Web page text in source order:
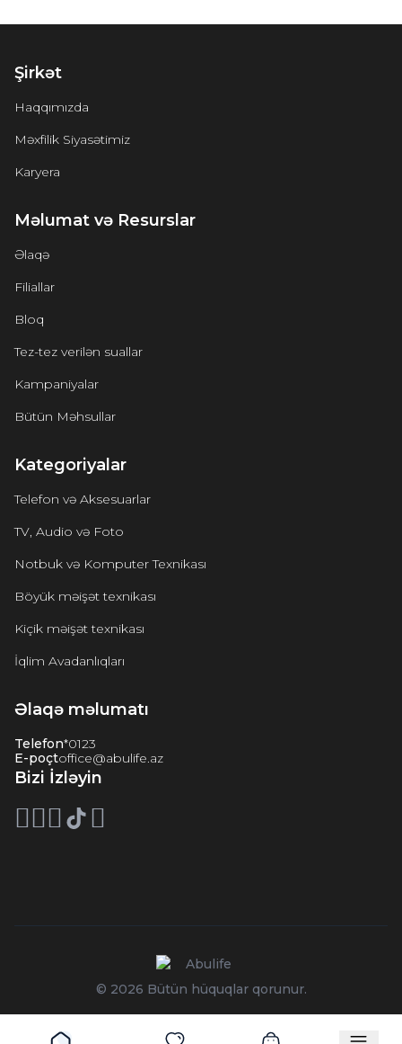
Şirkət
Haqqımızda
Məxfilik Siyasətimiz
Karyera
Məlumat və Resurslar
Əlaqə
Filiallar
Bloq
Tez-tez verilən suallar
Kampaniyalar
Bütün Məhsullar
Kategoriyalar
Telefon və Aksesuarlar
TV, Audio və Foto
Notbuk və Komputer Texnikası
Böyük məişət texnikası
Kiçik məişət texnikası
İqlim Avadanlıqları
Əlaqə məlumatı
Telefon*0123
E-poçtoffice@abulife.az
Bizi İzləyin
© 2026 Bütün hüquqlar qorunur.